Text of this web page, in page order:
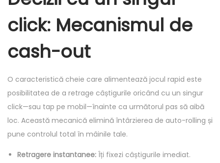
click: Mecanismul de
cash-out
O caracteristică cheie care alimentează jocul rapid este
posibilitatea de a retrage câștigurile oricând cu un singur
click—sau tap pe mobil—înainte ca următorul pas să aibă
loc. Această mecanică elimină întârzierea de auto-rolling și
pune controlul total în mâinile tale.
Retragere instantanee: Îți fixezi câștigurile imediat.